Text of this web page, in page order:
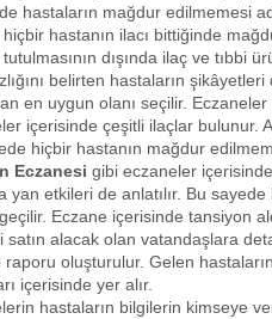
hastaların mağdur edilmemesi
hastanın ilacı bittiğinde
dışında ilaç ve tıbbi
belirten hastaların
en uygun olanı seçilir.
içerisinde çeşitli ilaçlar bulunur.
hiçbir hastanın mağdur
Eczanesi gibi eczaneler
yan etkileri de anlatılır. Bu
Eczane içerisinde tansiyon
satın alacak olan vatandaşlara
raporu oluşturulur. Gelen
içerisinde yer alır.
hastaların bilgilerin kimseye